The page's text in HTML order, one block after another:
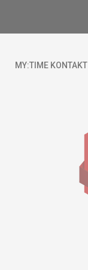
MY:TIME KONTAKT